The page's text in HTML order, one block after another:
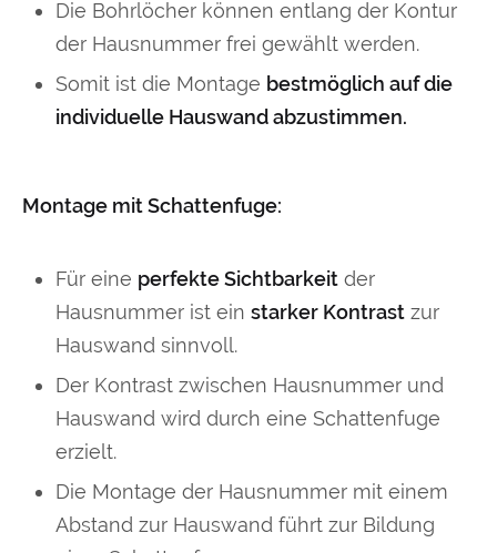
Die Bohrlöcher können entlang der Kontur
der Hausnummer frei gewählt werden.
Somit ist die Montage bestmöglich auf die
individuelle Hauswand abzustimmen.
Montage mit Schattenfuge:
Für eine perfekte Sichtbarkeit der
Hausnummer ist ein starker Kontrast zur
Hauswand sinnvoll.
Der Kontrast zwischen Hausnummer und
Hauswand wird durch eine Schattenfuge
erzielt.
Die Montage der Hausnummer mit einem
Abstand zur Hauswand führt zur Bildung